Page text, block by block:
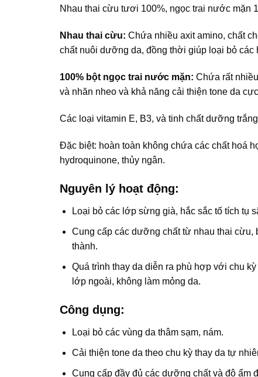
Nhau thai cừu tươi 100%, ngọc trai nước mặn
Nhau thai cừu: Chứa nhiều axit amino, chất
chất nuôi dưỡng da, đồng thời giúp loại bỏ các
100% bột ngọc trai nước mặn: Chứa rất
và nhăn nheo và khả năng cải thiện tone da
Các loại vitamin E, B3, và tinh chất dưỡng
Đặc biệt: hoàn toàn không chứa các chất hoá
hydroquinone, thủy ngân.
Nguyên lý hoạt động:
Loại bỏ các lớp sừng già, hắc sắc tố tích tụ
Cung cấp các dưỡng chất từ nhau thai
thành.
Quá trình thay da diễn ra phù hợp với chu
lớp ngoài, không làm mỏng da.
Công dụng:
Loại bỏ các vùng da thâm sạm, nám.
Cải thiện tone da theo chu kỳ thay da tự
Cung cấp đầy đủ các dưỡng chất và độ ẩm